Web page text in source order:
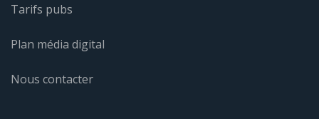
Tarifs pubs
Plan média digital
Nous contacter